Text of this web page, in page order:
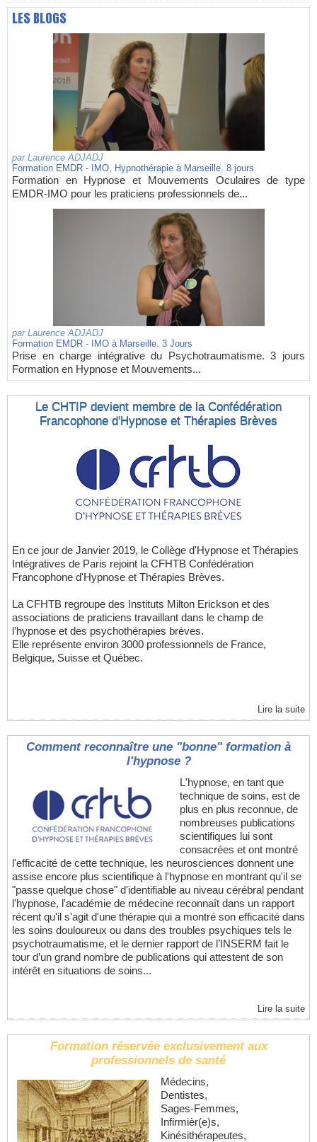
LES BLOGS
par Laurence ADJADJ
Formation EMDR - IMO, Hypnothérapie à Marseille. 8 jours
Formation en Hypnose et Mouvements Oculaires de type
EMDR-IMO pour les praticiens professionnels de...
par Laurence ADJADJ
Formation EMDR - IMO à Marseille. 3 Jours
Prise en charge intégrative du Psychotraumatisme. 3 jours
Formation en Hypnose et Mouvements...
Le CHTIP devient membre de la Confédération
Francophone d'Hypnose et Thérapies Brèves
En ce jour de Janvier 2019, le Collège d'Hypnose et Thérapies
Intégratives de Paris rejoint la CFHTB Confédération
Francophone d'Hypnose et Thérapies Brèves.
La CFHTB regroupe des Instituts Milton Erickson et des
associations de praticiens travaillant dans le champ de
l’hypnose et des psychothérapies brèves.
Elle représente environ 3000 professionnels de France,
Belgique, Suisse et Québec.
Lire la suite
Comment reconnaître une "bonne" formation à
l'hypnose ?
L'hypnose, en tant que
technique de soins, est de
plus en plus reconnue, de
nombreuses publications
scientifiques lui sont
consacrées et ont montré
l'efficacité de cette technique, les neurosciences donnent une
assise encore plus scientifique à l'hypnose en montrant qu'il se
"passe quelque chose" d'identifiable au niveau cérébral pendant
l'hypnose, l'académie de médecine reconnaît dans un rapport
récent qu'il s'agit d'une thérapie qui a montré son efficacité dans
les soins douloureux ou dans des troubles psychiques tels le
psychotraumatisme, et le dernier rapport de l’INSERM fait le
tour d’un grand nombre de publications qui attestent de son
intérêt en situations de soins...
Lire la suite
Formation réservée exclusivement aux
professionnels de santé
Médecins,
Dentistes,
Sages-Femmes,
Infirmièr(e)s,
Kinésithérapeutes,